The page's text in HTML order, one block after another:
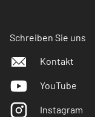
Schreiben Sie uns
Kontakt
YouTube
Instagram